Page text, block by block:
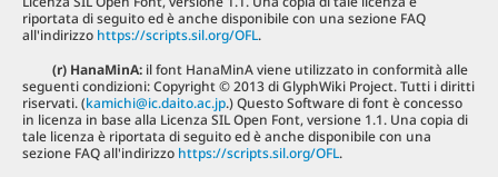
riportata di seguito ed è anche disponibile con una sezione FAQ
all'indirizzo https://scripts.sil.org/OFL.
(r) HanaMinA: il font HanaMinA viene utilizzato in conformità alle
seguenti condizioni: Copyright © 2013 di GlyphWiki Project. Tutti i diritti
riservati. (kamichi@ic.daito.ac.jp.) Questo Software di font è concesso
in licenza in base alla Licenza SIL Open Font, versione 1.1. Una copia di
tale licenza è riportata di seguito ed è anche disponibile con una
sezione FAQ all'indirizzo https://scripts.sil.org/OFL.